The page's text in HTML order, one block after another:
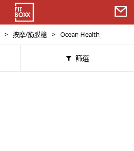
> 按摩/筋膜槍 > Ocean Health
篩選